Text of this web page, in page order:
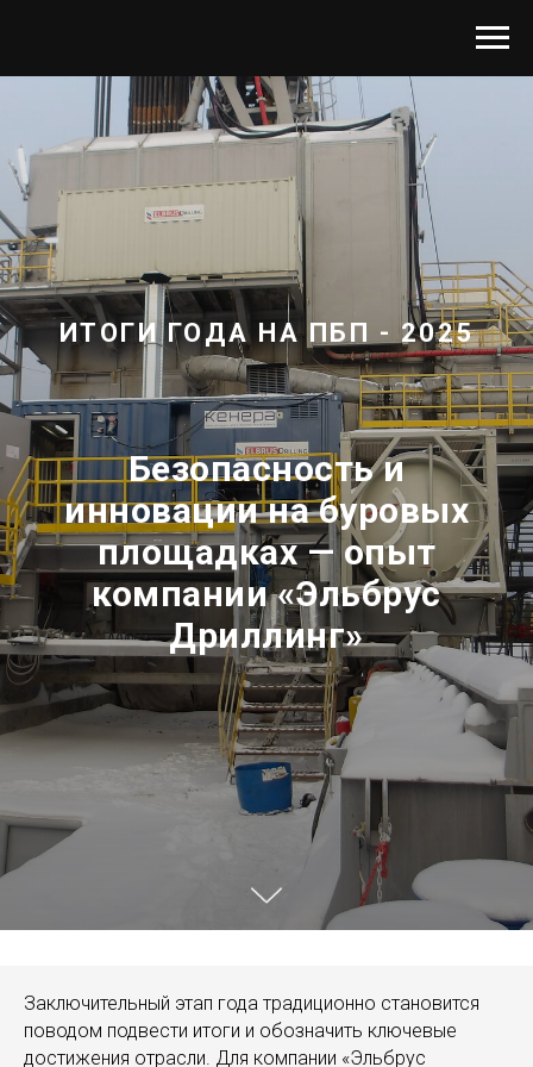
ИТОГИ ГОДА НА ПБП - 2025
Безопасность и
инновации на буровых
площадках — опыт
компании «Эльбрус
Дриллинг»
Заключительный этап года традиционно становится
поводом подвести итоги и обозначить ключевые
достижения отрасли. Для компании «Эльбрус